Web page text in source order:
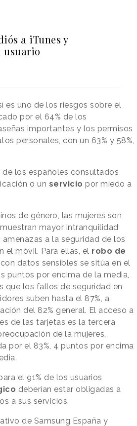
a iTunes y
usuario
es uno de los riesgos sobre el
por el 64% de los
importantes y los permisos
personales, con un 63% y 58%,
los españoles consultados
o un servicio por miedo a
de género, las mujeres son
mayor intranquilidad
amenazas a la seguridad de los
el móvil. Para ellas, el robo de
con datos sensibles se sitúa en el
puntos por encima de la media,
que los fallos de seguridad en
suben hasta el 87%, a
del 82% general. El acceso a
de las tarjetas es la tercera
de la mujeres,
por el 83%, 4 puntos por encima
el 91% de los usuarios
deberían estar obligadas a
a sus servicios.
de Samsung España y